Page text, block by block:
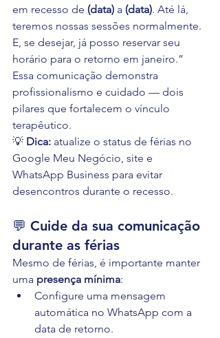
em recesso de (data) a (data). Até lá,
teremos nossas sessões normalmente.
E, se desejar, já posso reservar seu
horário para o retorno em janeiro.”
Essa comunicação demonstra
profissionalismo e cuidado — dois
pilares que fortalecem o vínculo
terapêutico.
💡 Dica: atualize o status de férias no
Google Meu Negócio, site e
WhatsApp Business para evitar
desencontros durante o recesso.
💬 Cuide da sua comunicação
durante as férias
Mesmo de férias, é importante manter
uma presença mínima:
Configure uma mensagem
automática no WhatsApp com a
data de retorno.